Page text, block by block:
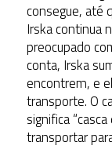
consegue, até
Irska continua
preocupado
conta, Irska
encontrem, e
transporte. O
significa
transportar